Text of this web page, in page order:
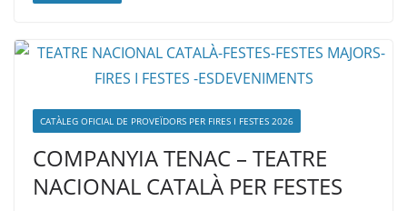
CATÀLEG OFICIAL DE PROVEÏDORS PER FIRES I FESTES 2026
COMPANYIA TENAC – TEATRE
NACIONAL CATALÀ PER FESTES